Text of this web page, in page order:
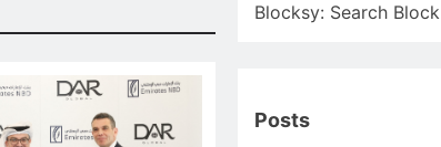
Blocksy: Search Block
Posts